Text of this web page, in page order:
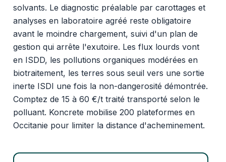
solvants. Le diagnostic préalable par carottages et
analyses en laboratoire agréé reste obligatoire
avant le moindre chargement, suivi d'un plan de
gestion qui arrête l'exutoire. Les flux lourds vont
en ISDD, les pollutions organiques modérées en
biotraitement, les terres sous seuil vers une sortie
inerte ISDI une fois la non-dangerosité démontrée.
Comptez de 15 à 60 €/t traité transporté selon le
polluant. Koncrete mobilise 200 plateformes en
Occitanie pour limiter la distance d'acheminement.